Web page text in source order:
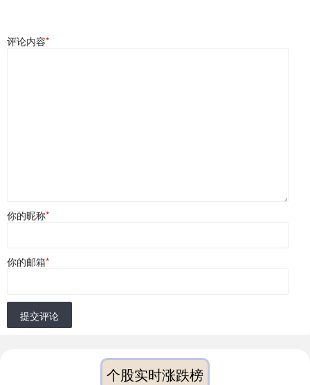
评论内容*
你的昵称*
你的邮箱*
提交评论
个股实时涨跌榜